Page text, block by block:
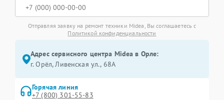
Отправляя заявку на ремонт техники Midea, Вы соглашаетесь с
Политикой конфиденциальности
Адрес сервисного центра Midea в Орле:
г. Орёл, Ливенская ул., 68А
Горячая линия
+7 (800) 301-55-83